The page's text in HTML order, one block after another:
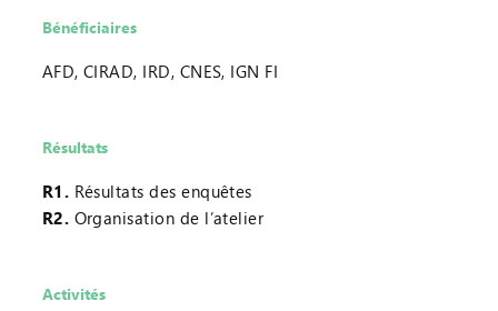
Bénéficiaires
AFD, CIRAD, IRD, CNES, IGN FI
Résultats
R1. Résultats des enquêtes
R2. Organisation de l’atelier
Activités